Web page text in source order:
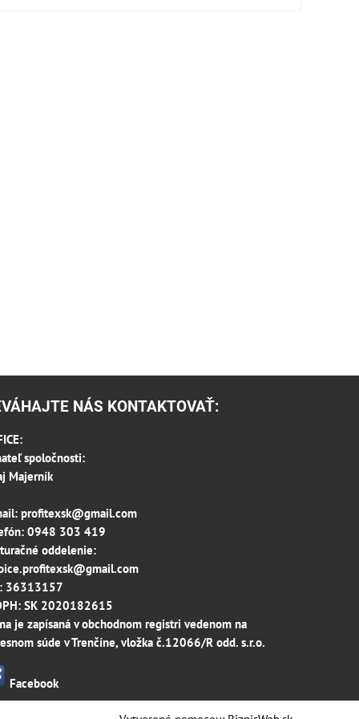
NÁS KONTAKTOVAŤ:
spoločnosti:
Majerník
profitexsk@gmail.com
0948 303 419
oddelenie:
36313157
SK 2020182615
je zapísaná v obchodnom registri vedenom na
súde v Trenčíne, vložka č.12066/R odd. s.r.o.
Facebook